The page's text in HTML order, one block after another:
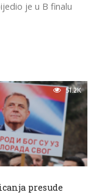
je u B finalu
51.2K
presude